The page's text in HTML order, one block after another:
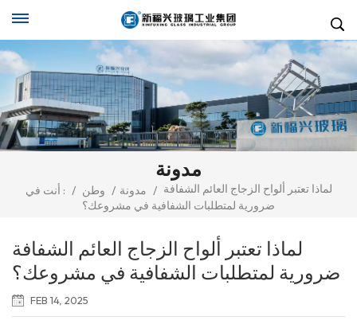
مدونة
أنت في : / وطن / مدونة / لماذا تعتبر ألواح الزجاج العائم الشفافة
ضرورية لمتطلبات الشفافية في مشروعك؟
لماذا تعتبر ألواح الزجاج العائم الشفافة
ضرورية لمتطلبات الشفافية في مشروعك؟
FEB 14, 2025